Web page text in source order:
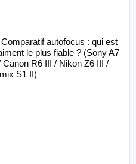
Comparatif autofocus : qui est
le plus fiable ? (Sony A7
Canon R6 III / Nikon Z6 III /
S1 II)